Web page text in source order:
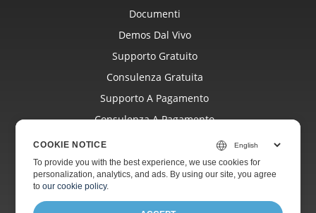
Documenti
Demos Dal Vivo
Supporto Gratuito
Consulenza Gratuita
Supporto A Pagamento
Consulenza A Pagamento
Siti Web
COOKIE NOTICE
To provide you with the best experience, we use cookies for
personalization, analytics, and ads. By using our site, you agree
toour cookie policy.